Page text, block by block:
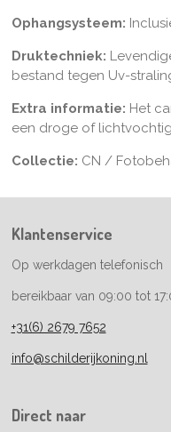
Ophangsysteem:
Druktechniek:
bestand tegen Uv-
Extra informatie: Het
een droge of
Collectie: CN /
Klantenservice
Op werkdagen telefonisch
bereikbaar van 09:00 tot
+31(6) 2679 7652
info@schilderijkoning.nl
Direct naar